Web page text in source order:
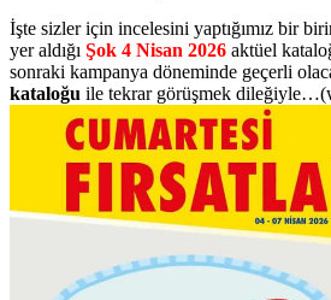
İşte sizler için incelesini yaptığımız bir
yer aldığı Şok 4 Nisan 2026 aktüel
sonraki kampanya döneminde geçerli
kataloğu ile tekrar görüşmek